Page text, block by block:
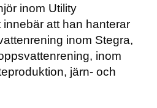
inom Utility
att han hanterar
inom Stegra,
inom
järn- och